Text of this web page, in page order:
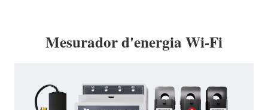
Mesurador d'energia Wi-Fi